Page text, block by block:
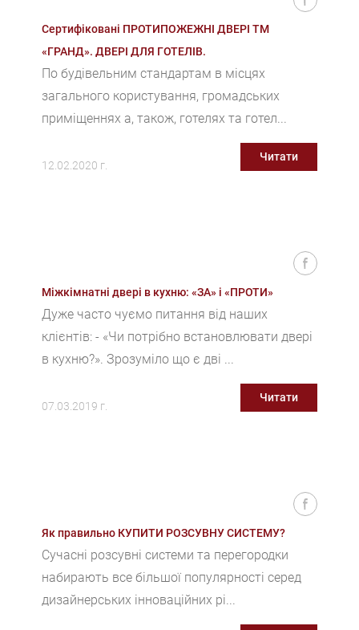
Сертифіковані ПРОТИПОЖЕЖНІ ДВЕРІ ТМ
«ГРАНД». ДВЕРІ ДЛЯ ГОТЕЛІВ.
По будівельним стандартам в місцях
загального користування, громадських
приміщеннях а, також, готелях та готел...
12.02.2020 г.
Читати
Міжкімнатні двері в кухню: «ЗА» і «ПРОТИ»
Дуже часто чуємо питання від наших
клієнтів: - «Чи потрібно встановлювати двері
в кухню?». Зрозуміло що є дві ...
07.03.2019 г.
Читати
Як правильно КУПИТИ РОЗСУВНУ СИСТЕМУ?
Сучасні розсувні системи та перегородки
набирають все більшої популярності серед
дизайнерських інноваційних рі...